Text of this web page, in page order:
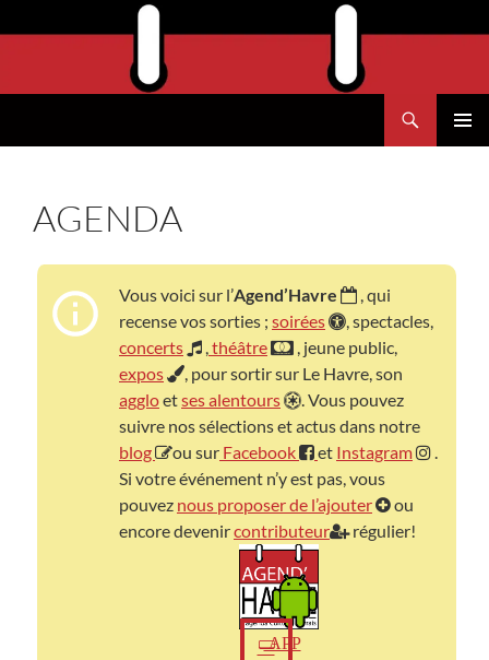
au
AGENDA
Vous voici sur l’Agend’Havre
, qui
recense vos sorties ; soirées
, spectacles,
concerts
,théâtre
, jeune public,
expos
, pour sortir sur Le Havre, son
aggloetses alentours
. Vous pouvez
suivre nos sélections et actus dans notre
blog
ou sur Facebook et Instagram
.
Si votre événement n’y est pas, vous
pouvez nous proposer de l’ajouter
ou
encore devenircontributeur régulier!
APP